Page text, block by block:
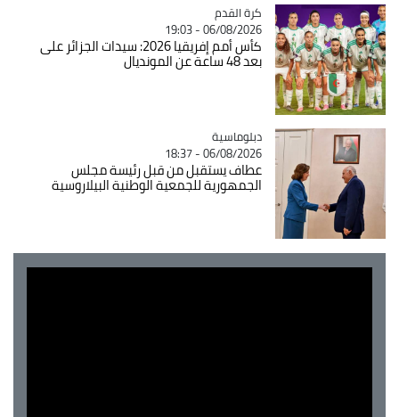
Catégorie
كرة القدم
06/08/2026 - 19:03
كأس أمم إفريقيا 2026: سيدات الجزائر على
بعد 48 ساعة عن المونديال
Catégorie
دبلوماسية
06/08/2026 - 18:37
عطاف يستقبل من قبل رئيسة مجلس
الجمهورية للجمعية الوطنية البيلاروسية